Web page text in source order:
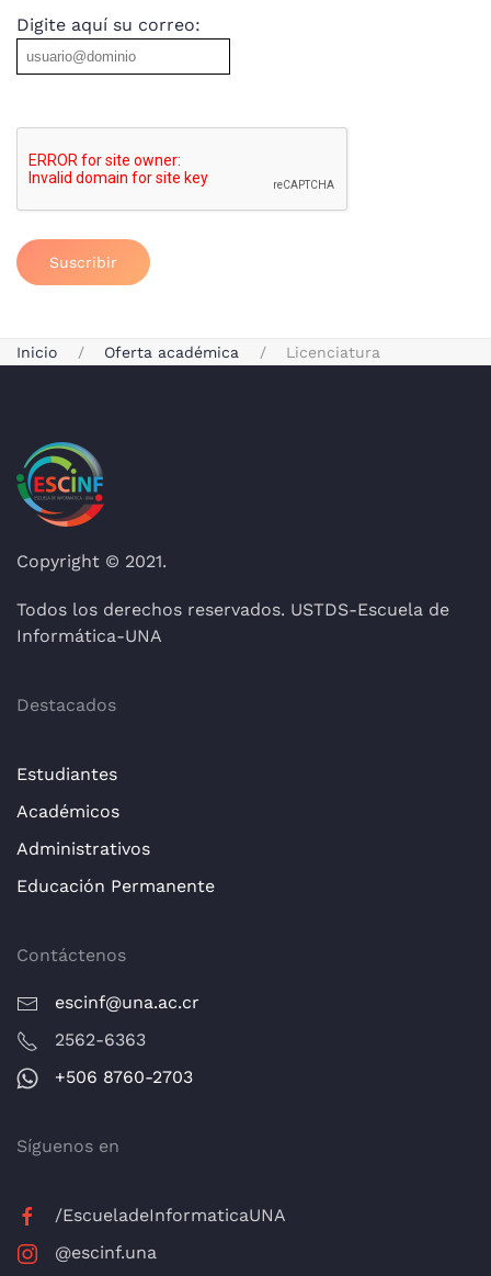
Digite aquí su correo:
Suscribir
Inicio Oferta académica Licenciatura
Copyright © 2021.
Todos los derechos reservados. USTDS-Escuela de
Informática-UNA
Destacados
Estudiantes
Académicos
Administrativos
Educación Permanente
Contáctenos
escinf@una.ac.cr
2562-6363
+506 8760-2703
Síguenos en
/EscueladeInformaticaUNA
@escinf.una